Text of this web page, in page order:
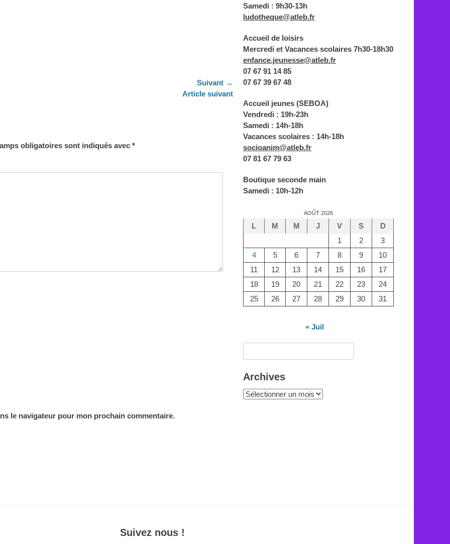
Suivant →
Article suivant
obligatoires sont indiqués avec *
le navigateur pour mon prochain commentaire.
Samedi : 9h30-13h
ludotheque@atleb.fr
Accueil de loisirs
Mercredi et Vacances scolaires 7h30-18h30
enfance.jeunesse@atleb.fr
07 67 91 14 85
07 67 39 67 48
Accueil jeunes (SEBOA)
Vendredi : 19h-23h
Samedi : 14h-18h
Vacances scolaires : 14h-18h
socioanim@atleb.fr
07 81 67 79 63
Boutique seconde main
Samedi : 10h-12h
AOÛT 2026
L M M J V S
D
1
2
3
4
5 6 7 8 9
10
11
12 13 14 15 16
17
18
19 20 21 22 23
24
25
26 27 28 29 30 31
« Juil
Archives
Archives
Suivez nous !